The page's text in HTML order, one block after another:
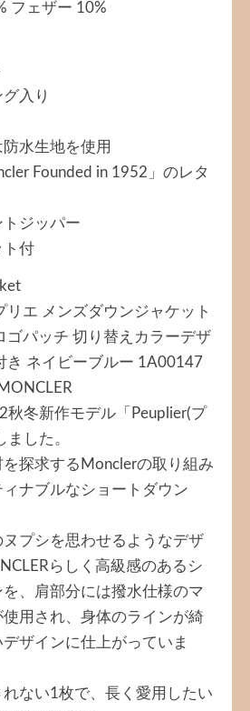
フェザー 10%
入り
防水生地を使用
Founded in 1952」のレタ
トジッパー
ト付
リエ メンズダウンジャケット
ゴパッチ 切り替えカラーデザ
き ネイビーブルー 1A00147
秋冬新作モデル「Peuplier(プ
ました。
探求するMonclerの取り組み
ナブルなショートダウン
ヌプシを思わせるようなデザ
らしく高級感のあるシ
、肩部分には撥水仕様のマ
使用され、身体のラインが綺
ザインに仕上がっていま
れない1枚で、長く愛用したい